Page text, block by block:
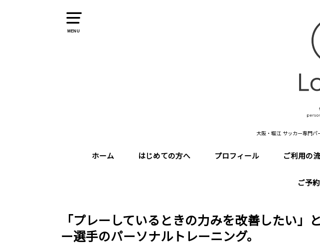
MENU
大阪・堀江 サッカー専門パ
ホーム はじめての方へ プロフィール ご利用の
ご予
「プレーしているときの力みを改善したい」
ー選手のパーソナルトレーニング。